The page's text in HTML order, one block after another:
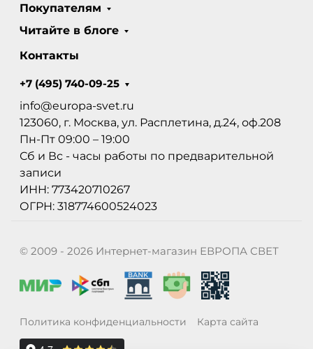
Покупателям
Читайте в блоге
Контакты
+7 (495) 740-09-25
info@europa-svet.ru
123060, г. Москва, ул. Расплетина, д.24, оф.208
Пн-Пт 09:00 – 19:00
Сб и Вс - часы работы по предварительной
записи
ИНН: 773420710267
ОГРН: 318774600524023
© 2009 - 2026 Интернет-магазин ЕВРОПА СВЕТ
Политика конфиденциальности Карта сайта